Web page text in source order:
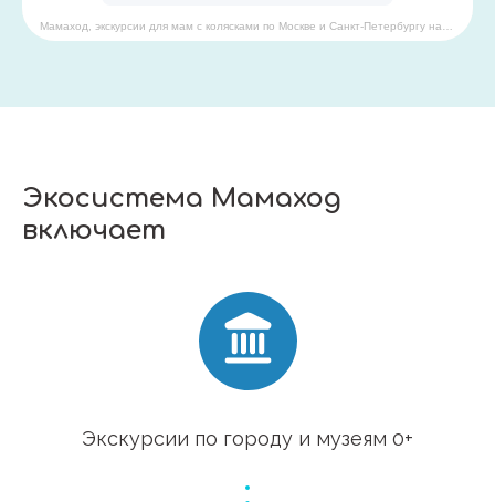
Мамаход, экскурсии для мам с колясками по Москве и Санкт-Петербургу на карте Красноярского края — Яндекс Карты
Экосистема Мамаход
включает
Экскурсии по городу и музеям 0+